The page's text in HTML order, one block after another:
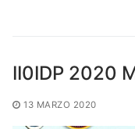
II0IDP 2020
13 MARZO 2020